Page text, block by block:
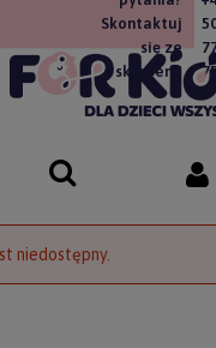
Skontaktuj
się ze
sklepem!
niedostępny.